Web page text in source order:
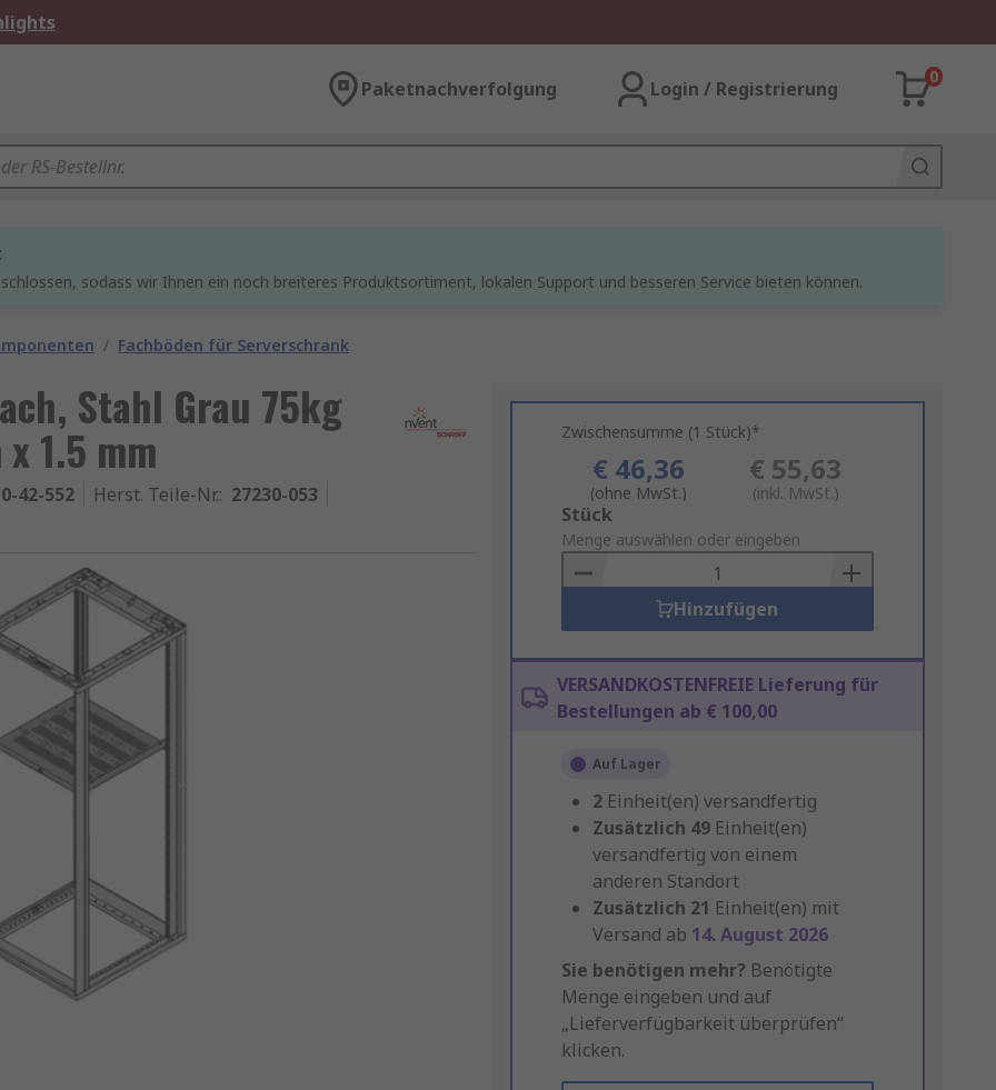
Paketnachverfolgung Login / Registrierung
0
sodass wir Ihnen ein noch breiteres Produktsortiment, lokalen Support und besseren Service bieten können.
/ Fachböden für Serverschrank
Stahl Grau 75kg
1.5 mm
42-552 Herst. Teile-Nr.: 27230-053
Zwischensumme (1 Stück)*
€ 46,36
(ohne MwSt.)
€ 55,63
(inkl. MwSt.)
Add
to
Basket
Stück
Menge auswählen oder eingeben
Hinzufügen
VERSANDKOSTENFREIE Lieferung für
Bestellungen ab € 100,00
Auf Lager
2 Einheit(en) versandfertig
Zusätzlich 49 Einheit(en)
versandfertig von einem
anderen Standort
Zusätzlich 21 Einheit(en) mit
Versand ab 14. August 2026
Sie benötigen mehr? Benötigte
Menge eingeben und auf
„Lieferverfügbarkeit überprüfen“
klicken.